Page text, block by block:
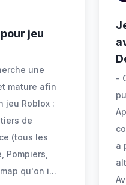
jeu
une
mature afin
jeu Roblox :
de
(tous les
Pompiers,
qu'on i...
-
a